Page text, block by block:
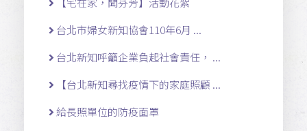
台北市婦女新知協會110年6月 ...
台北新知呼籲企業負起社會責任， ...
【台北新知尋找疫情下的家庭照顧 ...
給長照單位的防疫面罩